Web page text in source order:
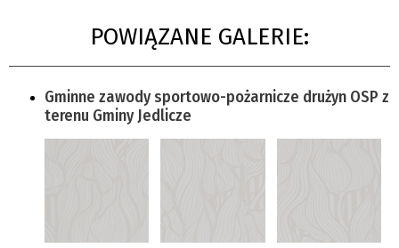
POWIĄZANE GALERIE:
Gminne zawody sportowo-pożarnicze drużyn OSP z
terenu Gminy Jedlicze